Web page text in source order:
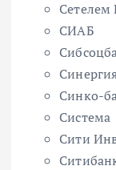
Сетелем
СИАБ
Синко-
Система
Сити